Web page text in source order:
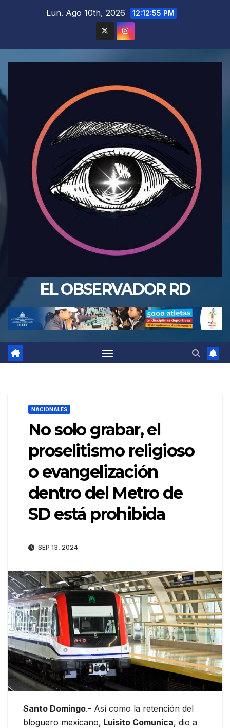
Lun. Ago 10th, 2026 12:12:57 PM
EL OBSERVADOR RD
NACIONALES
No solo grabar, el
proselitismo religioso
o evangelización
dentro del Metro de
SD está prohibida
SEP 13, 2024
Santo Domingo.- Así como la retención del
bloguero mexicano, Luisito Comunica, dio a